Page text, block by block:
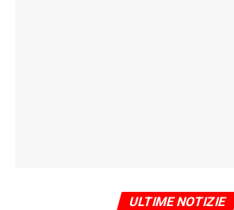
ULTIME NOTIZIE